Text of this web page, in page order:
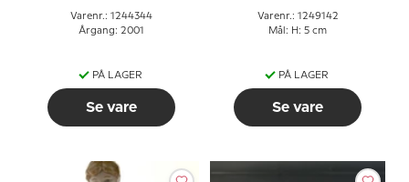
Varenr.: 1244344
Årgang: 2001
PÅ LAGER
Se vare
Varenr.: 1249142
Mål: H: 5 cm
PÅ LAGER
Se vare